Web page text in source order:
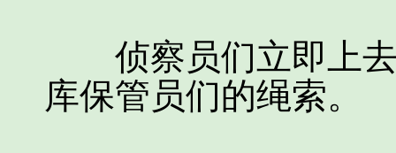
侦察员们立即上去
库保管员们的绳索。